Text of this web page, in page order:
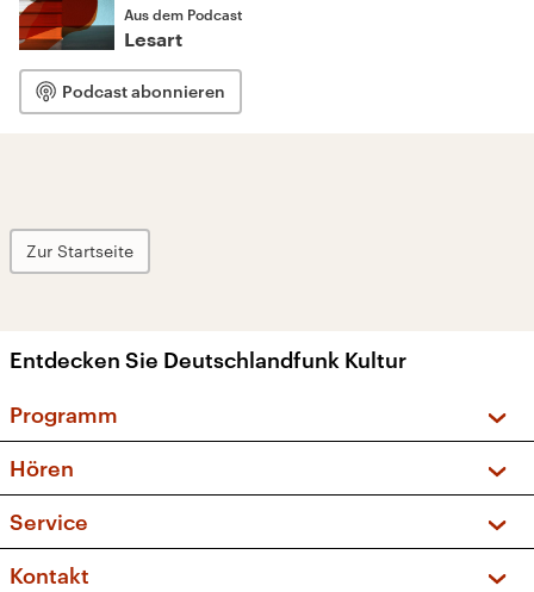
Aus dem Podcast
Lesart
Podcast abonnieren
Zur Startseite
Entdecken Sie Deutschlandfunk Kultur
Programm
Sendungen und Podcasts
Musikliste
Kakadu – Das Kinderprogramm
Hören
Frequenzen (UKW + DAB+)
Service
FAQ
Kontakt